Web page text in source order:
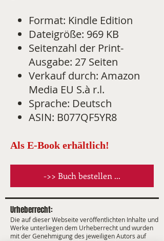
Format: Kindle Edition
Dateigröße: 969 KB
Seitenzahl der Print-
Ausgabe: 27 Seiten
Verkauf durch: Amazon
Media EU S.à r.l.
Sprache: Deutsch
ASIN: B077QF5YR8
Als E-Book erhältlich!
->> Buch bestellen ...
Urheberrecht:
Die auf dieser Webseite veröffentlichten Inhalte und
Werke unterliegen dem Urheberrecht und wurden
mit der Genehmigung des jeweiligen Autors auf